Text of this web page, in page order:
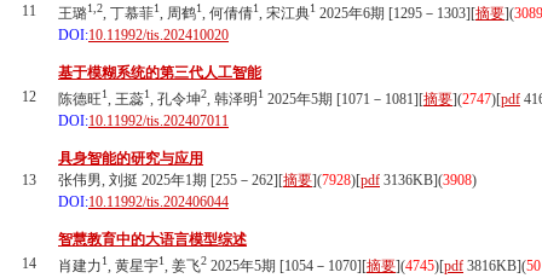
11
王璐1,2, 丁慕菲1, 周鹤1, 何倩倩1, 宋江典1 2025年6期 [1295－1303][摘要](3089
DOI:10.11992/tis.202410020
12
基于模糊系统的第三代人工智能
陈德旺1, 王蕊1, 孔令坤2, 韩泽明 1 2025年5期 [1071－1081][摘要](2747)[pdf
DOI:10.11992/tis.202407011
13
具身智能的研究与应用
张伟男, 刘挺 2025年1期 [255－262][摘要](7928)[pdf 3136KB](3908)
DOI:10.11992/tis.202406044
14
智慧教育中的大语言模型综述
肖建力1, 黄星宇1, 姜飞2 2025年5期 [1054－1070][摘要](4745)[pdf 3816KB](